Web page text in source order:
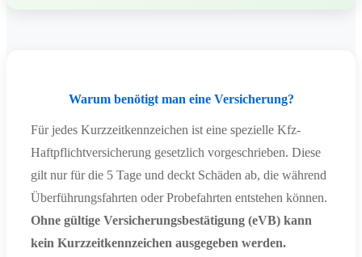
Warum benötigt man eine Versicherung?
Für jedes Kurzzeitkennzeichen ist eine spezielle Kfz-
Haftpflichtversicherung gesetzlich vorgeschrieben. Diese
gilt nur für die 5 Tage und deckt Schäden ab, die während
Überführungsfahrten oder Probefahrten entstehen können.
Ohne gültige Versicherungsbestätigung (eVB) kann
kein Kurzzeitkennzeichen ausgegeben werden.